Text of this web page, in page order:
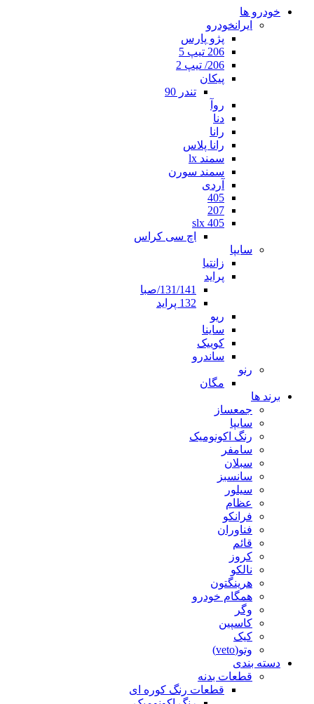
خودرو ها
ایرانخودرو
پژو پارس
206 تیپ 5
206/ تیپ 2
پیکان
تندر 90
روآ
دنا
رانا
رانا پلاس
سمند lx
سمند سورن
آردی
405
207
405 slx
اچ سی کراس
سایپا
زانتیا
پراید
131/141/صبا
132 پراید
ریو
ساینا
کوییک
ساندرو
رنو
مگان
برند ها
جمعساز
سایپا
رنگ اکونومیک
سامفر
سبلان
سانسبز
سیلور
عظام
فرانکو
فناوران
قائم
کروز
نالکو
هرینگتون
همگام خودرو
وگر
کاسپین
کیک
وتو(veto)
دسته بندی
قطعات بدنه
قطعات رنگ کوره ای